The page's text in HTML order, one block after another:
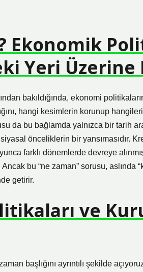
Ekonomik
Yeri Üzerine
bakıldığında, ekonomi
hangi kesimlerin korunup
da bu bağlamda yalnızca bir tarih
önceliklerin bir yansımasıdır.
farklı dönemlerde devreye
bu “ne zaman” sorusu, aslında
getirir.
ve
başlığını ayrıntılı şekilde